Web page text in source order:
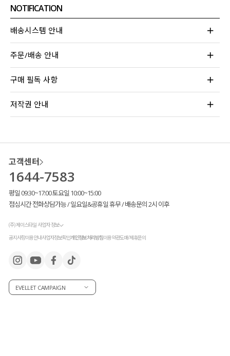
NOTIFICATION
배송시스템 안내
주문/배송 안내
구매 필독 사항
저작권 안내
고객센터
1644-7583
평일 09:30~17:00 토요일 10:00~15:00
점심시간 전화상담가능 / 일요일&공휴일 휴무 / 배송문의 2시 이후
(주) 제이스타일 사업자 정보
공지사항이용안내사업자정보확인개인정보처리방침이용약관도매/제휴문의
EVELLET CAMPAIGN